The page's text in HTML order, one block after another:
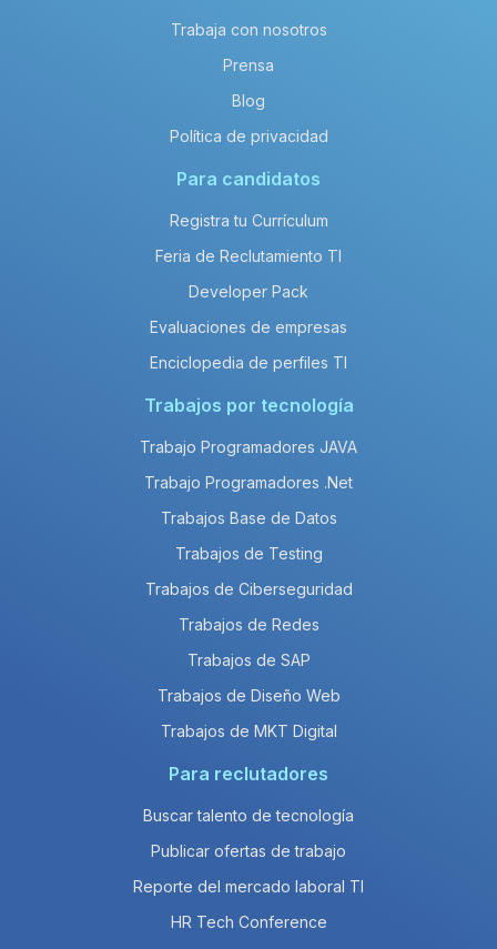
Trabaja con nosotros
Prensa
Blog
Política de privacidad
Para candidatos
Registra tu Currículum
Feria de Reclutamiento TI
Developer Pack
Evaluaciones de empresas
Enciclopedia de perfiles TI
Trabajos por tecnología
Trabajo Programadores JAVA
Trabajo Programadores .Net
Trabajos Base de Datos
Trabajos de Testing
Trabajos de Ciberseguridad
Trabajos de Redes
Trabajos de SAP
Trabajos de Diseño Web
Trabajos de MKT Digital
Para reclutadores
Buscar talento de tecnología
Publicar ofertas de trabajo
Reporte del mercado laboral TI
HR Tech Conference